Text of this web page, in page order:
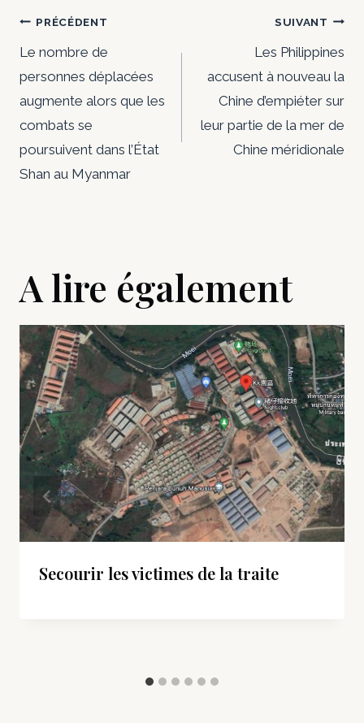
Navigation
de
l’article
PRÉCÉDENT
Le nombre de
personnes déplacées
augmente alors que les
combats se
poursuivent dans l’État
Shan au Myanmar
SUIVANT
Les Philippines
accusent à nouveau la
Chine d’empiéter sur
leur partie de la mer de
Chine méridionale
A lire également
Secourir les victimes de la traite